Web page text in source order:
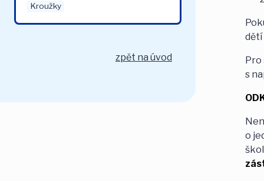
Kroužky
zpět na úvod
Pro
s
o